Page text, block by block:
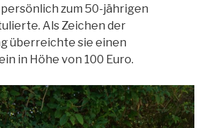
persönlich zum 50-jährigen
Als Zeichen der
überreichte sie einen
in Höhe von 100 Euro.